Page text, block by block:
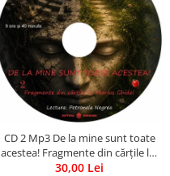
CD 2 Mp3 De la mine sunt toate
acestea! Fragmente din cărțile lui
Marius Ghidel
30,00 Lei